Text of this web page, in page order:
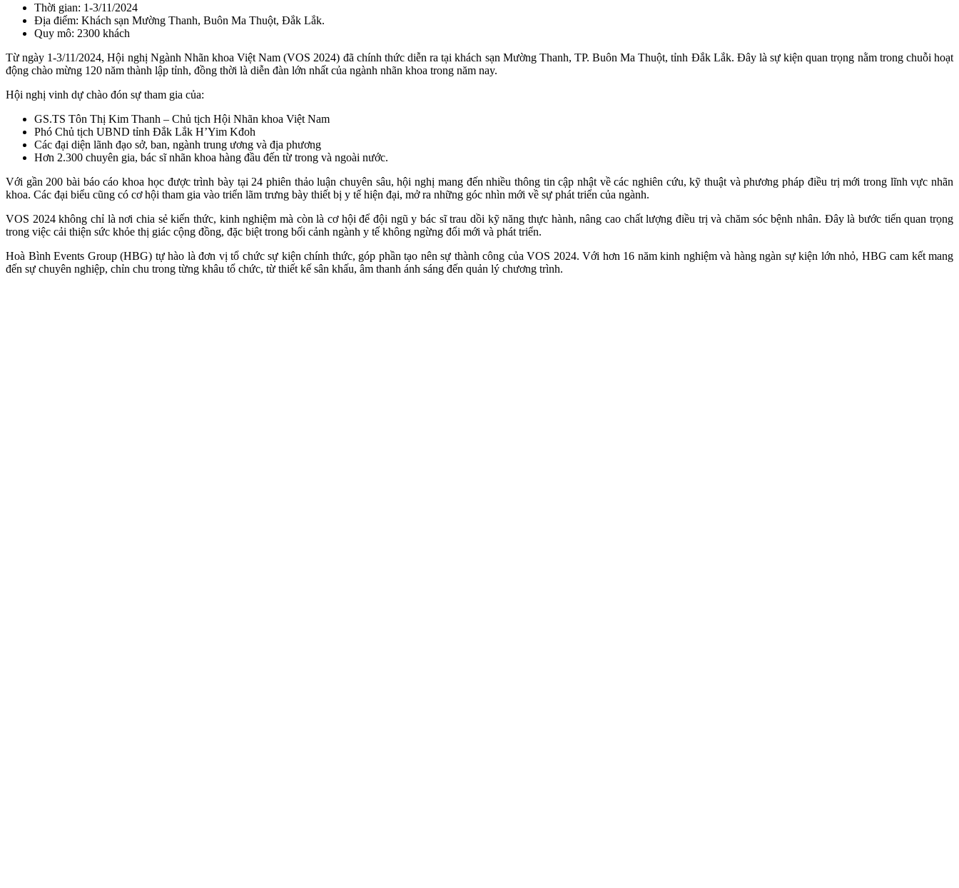
Thời gian: 1-3/11/2024
Địa điểm: Khách sạn Mường Thanh, Buôn Ma Thuột, Đắk Lắk.
Quy mô: 2300 khách
Từ ngày 1-3/11/2024, Hội nghị Ngành Nhãn khoa Việt Nam (VOS 2024) đã chính thức diễn ra tại khách sạn Mường Thanh, TP. Buôn Ma Thuột, tỉnh Đắk Lắk. Đây là sự kiện quan trọng nằm trong chuỗi hoạt
động chào mừng 120 năm thành lập tỉnh, đồng thời là diễn đàn lớn nhất của ngành nhãn khoa trong năm nay.
Hội nghị vinh dự chào đón sự tham gia của:
GS.TS Tôn Thị Kim Thanh – Chủ tịch Hội Nhãn khoa Việt Nam
Phó Chủ tịch UBND tỉnh Đắk Lắk H’Yim Kđoh
Các đại diện lãnh đạo sở, ban, ngành trung ương và địa phương
Hơn 2.300 chuyên gia, bác sĩ nhãn khoa hàng đầu đến từ trong và ngoài nước.
Với gần 200 bài báo cáo khoa học được trình bày tại 24 phiên thảo luận chuyên sâu, hội nghị mang đến nhiều thông tin cập nhật về các nghiên cứu, kỹ thuật và phương pháp điều trị mới trong lĩnh vực nhãn
khoa. Các đại biểu cũng có cơ hội tham gia vào triển lãm trưng bày thiết bị y tế hiện đại, mở ra những góc nhìn mới về sự phát triển của ngành.
VOS 2024 không chỉ là nơi chia sẻ kiến thức, kinh nghiệm mà còn là cơ hội để đội ngũ y bác sĩ trau dồi kỹ năng thực hành, nâng cao chất lượng điều trị và chăm sóc bệnh nhân. Đây là bước tiến quan trọng
trong việc cải thiện sức khỏe thị giác cộng đồng, đặc biệt trong bối cảnh ngành y tế không ngừng đổi mới và phát triển.
Hoà Bình Events Group (HBG) tự hào là đơn vị tổ chức sự kiện chính thức, góp phần tạo nên sự thành công của VOS 2024. Với hơn 16 năm kinh nghiệm và hàng ngàn sự kiện lớn nhỏ, HBG cam kết mang
đến sự chuyên nghiệp, chỉn chu trong từng khâu tổ chức, từ thiết kế sân khấu, âm thanh ánh sáng đến quản lý chương trình.